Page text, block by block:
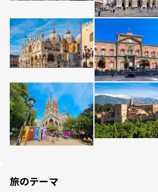
旅のテーマ